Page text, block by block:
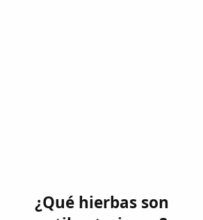
¿Qué hierbas son